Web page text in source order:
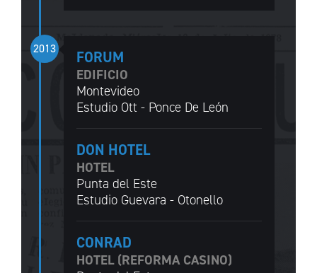
2013 FORUM
EDIFICIO
Montevideo
Estudio Ott - Ponce De León
DON HOTEL
HOTEL
Punta del Este
Estudio Guevara - Otonello
CONRAD
HOTEL (REFORMA CASINO)